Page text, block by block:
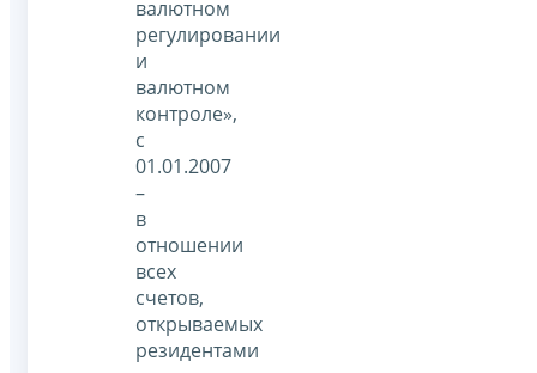
валютном
регулировании
и
валютном
контроле»,
с
01.01.2007
–
в
отношении
всех
счетов,
открываемых
резидентами